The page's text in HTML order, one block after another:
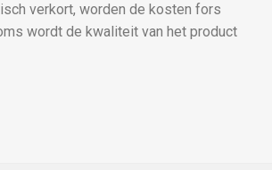
verkort, worden de kosten fors
wordt de kwaliteit van het product